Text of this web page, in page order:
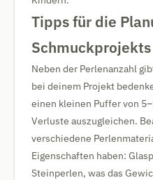
Tipps für die
Schmuckprojekts
Neben der Perlenanzahl
bei deinem Projekt
einen kleinen Puffer von
Verluste auszugleichen.
verschiedene
Eigenschaften haben:
Steinperlen, was das